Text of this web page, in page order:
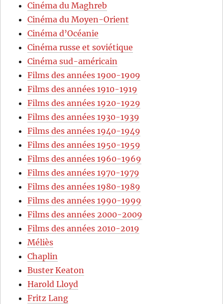
Cinéma du Maghreb
Cinéma du Moyen-Orient
Cinéma d’Océanie
Cinéma russe et soviétique
Cinéma sud-américain
Films des années 1900-1909
Films des années 1910-1919
Films des années 1920-1929
Films des années 1930-1939
Films des années 1940-1949
Films des années 1950-1959
Films des années 1960-1969
Films des années 1970-1979
Films des années 1980-1989
Films des années 1990-1999
Films des années 2000-2009
Films des années 2010-2019
Méliès
Chaplin
Buster Keaton
Harold Lloyd
Fritz Lang